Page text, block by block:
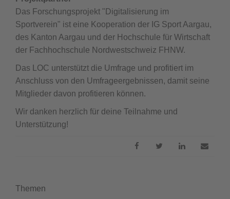
Das Forschungsprojekt "Digitalisierung im
Sportverein" ist eine Kooperation der IG Sport Aargau,
des Kanton Aargau und der Hochschule für Wirtschaft
der Fachhochschule Nordwestschweiz FHNW.
Das LOC unterstützt die Umfrage und profitiert im
Anschluss von den Umfrageergebnissen, damit seine
Mitglieder davon profitieren können.
Wir danken herzlich für deine Teilnahme und
Unterstützung!
Themen